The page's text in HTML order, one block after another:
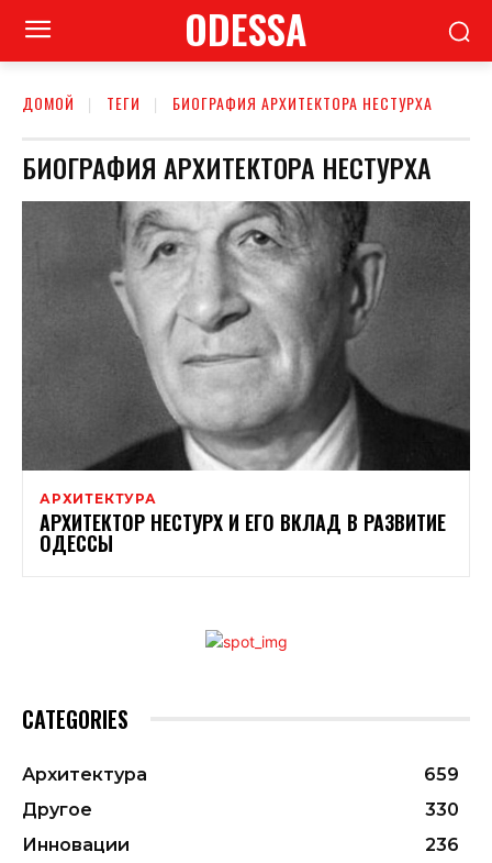
ODESSA
ДОМОЙ ТЕГИ БИОГРАФИЯ АРХИТЕКТОРА НЕСТУРХА
БИОГРАФИЯ АРХИТЕКТОРА НЕСТУРХА
АРХИТЕКТУРА
АРХИТЕКТОР НЕСТУРХ И ЕГО ВКЛАД В РАЗВИТИЕ
ОДЕССЫ
CATEGORIES
Архитектура
659
Другое
330
Инновации
236